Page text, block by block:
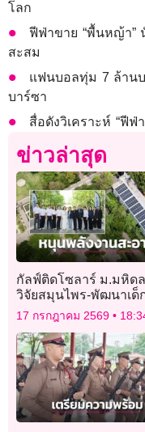
โลก
ฟีฟ่าขาย “พื้นหญ้า”
สะสม
แฟนบอลทุ่ม 7 ล้านบ
บาร์ซา
สื่อดังวิเคราะห์ “ฟีฟ่
ข่าวล่าสุด
กัลฟ์ติดโซลาร์ ม.มหิด
วิจัยสมุนไพร-พัฒนาเด็
เปราะบาง
17 กรกฎาคม 2569